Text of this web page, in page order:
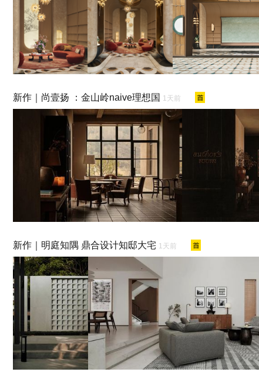
新作｜尚壹扬 ：金山岭naive理想国 1天前
新作｜明庭知隅 鼎合设计知邸大宅 1天前